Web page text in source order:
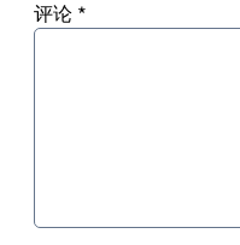
评论 *